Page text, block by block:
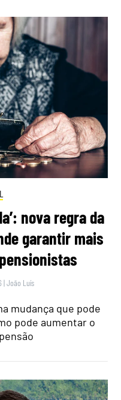
nova regra da
garantir mais
|João Luís
mudança que pode
pode aumentar o